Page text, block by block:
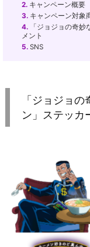
2. キャンペーン概要
3. キャンペーン対象
4. 「ジョジョの奇妙
メント
5. SNS
「ジョジョ
ン」ステッカ